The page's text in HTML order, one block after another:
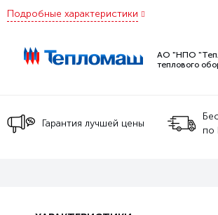
Подробные характеристики
АО "НПО
теплового
Гарантия лучшей цены
по